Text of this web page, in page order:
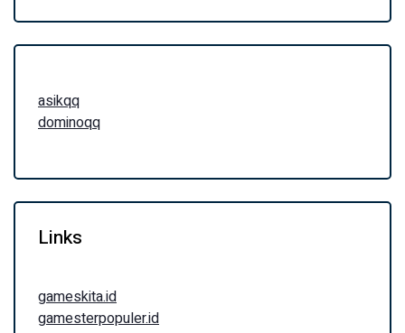
asikqq
dominoqq
Links
gameskita.id
gamesterpopuler.id